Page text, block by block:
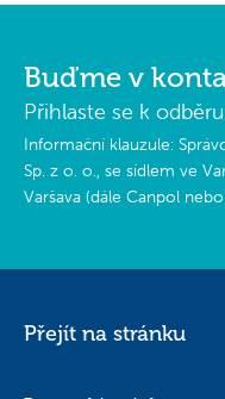
Buďme v
Přihlaste se k
Informační klauzule:
Sp. z o. o., se sídlem ve
Varšava (dále Canpol
Vaše osobní údaje se budou
Přejít na stránku